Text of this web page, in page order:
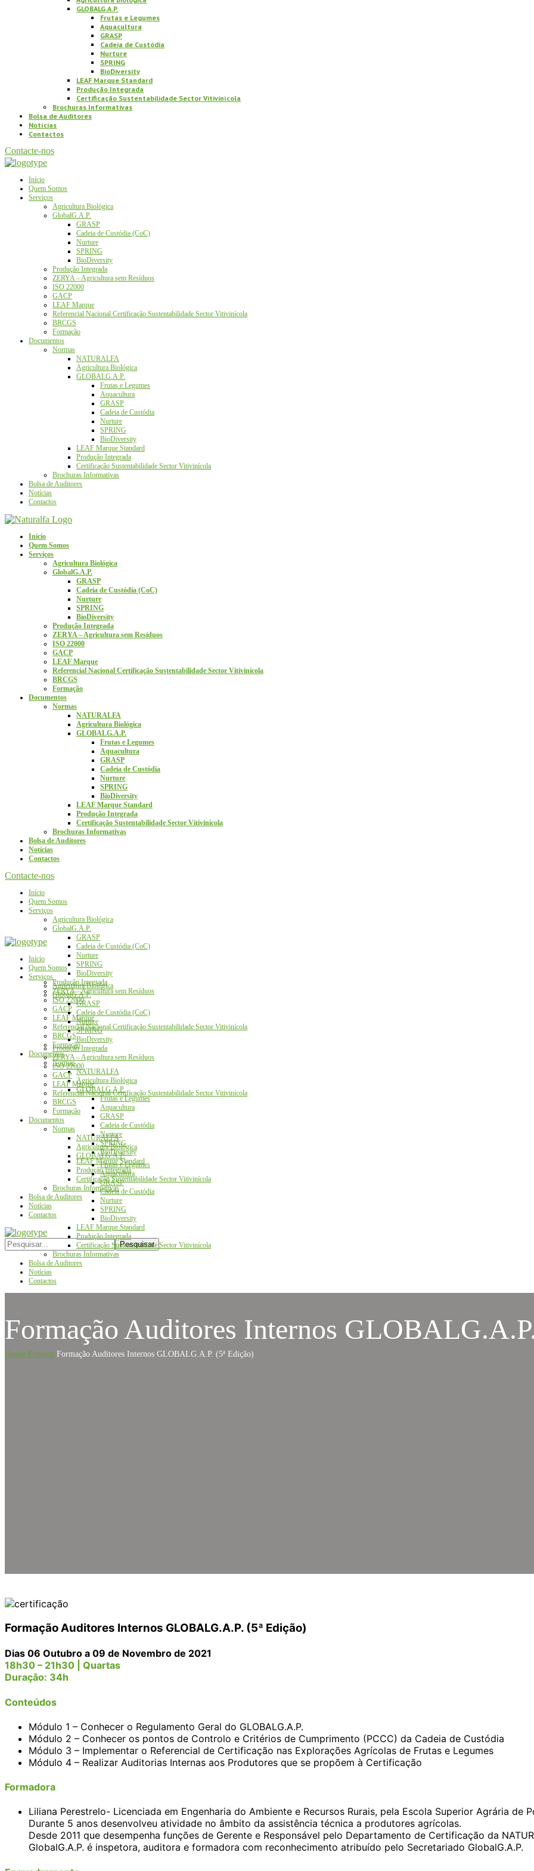
GLOBALG.A.P.
Frutas e Legumes
Aquacultura
GRASP
Cadeia de Custódia
Nurture
SPRING
BioDiversity
LEAF Marque Standard
Produção Integrada
Certificação Sustentabilidade Sector Vitivinícola
Brochuras Informativas
Bolsa de Auditores
Notícias
Contactos
Contacte-nos
Início
Quem Somos
Serviços
Agricultura Biológica
GlobalG.A.P.
GRASP
Cadeia de Custódia (CoC)
Nurture
SPRING
BioDiversity
Produção Integrada
ZERYA – Agricultura sem Resíduos
ISO 22000
GACP
LEAF Marque
Referencial Nacional Certificação Sustentabilidade Sector Vitivinícola
BRCGS
Formação
Documentos
Normas
NATURALFA
Agricultura Biológica
GLOBALG.A.P.
Frutas e Legumes
Aquacultura
GRASP
Cadeia de Custódia
Nurture
SPRING
BioDiversity
LEAF Marque Standard
Produção Integrada
Certificação Sustentabilidade Sector Vitivinícola
Brochuras Informativas
Bolsa de Auditores
Notícias
Contactos
Início
Quem Somos
Serviços
Agricultura Biológica
GlobalG.A.P.
GRASP
Cadeia de Custódia (CoC)
Nurture
SPRING
BioDiversity
Produção Integrada
ZERYA – Agricultura sem Resíduos
ISO 22000
GACP
LEAF Marque
Referencial Nacional Certificação Sustentabilidade Sector Vitivinícola
BRCGS
Formação
Documentos
Normas
NATURALFA
Agricultura Biológica
GLOBALG.A.P.
Frutas e Legumes
Aquacultura
GRASP
Cadeia de Custódia
Nurture
SPRING
BioDiversity
LEAF Marque Standard
Produção Integrada
Certificação Sustentabilidade Sector Vitivinícola
Brochuras Informativas
Bolsa de Auditores
Notícias
Contactos
Contacte-nos
Início
Quem Somos
Serviços
Agricultura Biológica
GlobalG.A.P.
GRASP
Cadeia de Custódia (CoC)
Nurture
SPRING
BioDiversity
Produção Integrada
ZERYA – Agricultura sem Resíduos
ISO 22000
GACP
LEAF Marque
Referencial Nacional Certificação Sustentabilidade Sector Vitivinícola
BRCGS
Formação
Documentos
Normas
NATURALFA
Agricultura Biológica
GLOBALG.A.P.
Frutas e Legumes
Aquacultura
GRASP
Cadeia de Custódia
Nurture
SPRING
BioDiversity
LEAF Marque Standard
Produção Integrada
Certificação Sustentabilidade Sector Vitivinícola
Brochuras Informativas
Bolsa de Auditores
Notícias
Contactos
Início
Quem Somos
Serviços
Agricultura Biológica
GlobalG.A.P.
GRASP
Cadeia de Custódia (CoC)
Nurture
SPRING
BioDiversity
Produção Integrada
ZERYA – Agricultura sem Resíduos
ISO 22000
GACP
LEAF Marque
Referencial Nacional Certificação Sustentabilidade Sector Vitivinícola
BRCGS
Formação
Documentos
Normas
NATURALFA
Agricultura Biológica
GLOBALG.A.P.
Frutas e Legumes
Aquacultura
GRASP
Cadeia de Custódia
Nurture
SPRING
BioDiversity
LEAF Marque Standard
Produção Integrada
Certificação Sustentabilidade Sector Vitivinícola
Brochuras Informativas
Bolsa de Auditores
Notícias
Contactos
Formação Auditores Internos
Home Eventos Formação Auditores Internos GLOBALG.A.P. (5ª Edição)
Formação Auditores Internos GLOBALG.A.P. (5ª Edição)
Dias 06 Outubro a 09 de Novembro de 2021
18h30 – 21h30 | Quartas
Duração: 34h
Conteúdos
Módulo 1 – Conhecer o Regulamento Geral do GLOBALG.A.P.
Módulo 2 – Conhecer os pontos de Controlo e Critérios de Cumprimento (PCCC) da Cadeia de Custódia
Módulo 3 – Implementar o Referencial de Certificação nas Explorações Agrícolas de Frutas e Legumes
Módulo 4 – Realizar Auditorias Internas aos Produtores que se propõem à Certificação
Formadora
Liliana Perestrelo- Licenciada em Engenharia do Ambiente e Recursos Rurais, pela Escola Superior Agrária de
Durante 5 anos desenvolveu atividade no âmbito da assistência técnica a produtores agrícolas.
Desde 2011 que desempenha funções de Gerente e Responsável pelo Departamento de Certificação da
GlobalG.A.P. é inspetora, auditora e formadora com reconhecimento atribuído pelo Secretariado GlobalG.A.P.